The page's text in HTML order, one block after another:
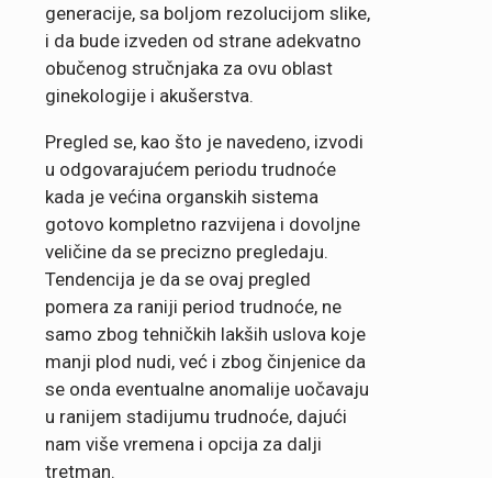
generacije, sa boljom rezolucijom slike,
i da bude izveden od strane adekvatno
obučenog stručnjaka za ovu oblast
ginekologije i akušerstva.
Pregled se, kao što je navedeno, izvodi
u odgovarajućem periodu trudnoće
kada je većina organskih sistema
gotovo kompletno razvijena i dovoljne
veličine da se precizno pregledaju.
Tendencija je da se ovaj pregled
pomera za raniji period trudnoće, ne
samo zbog tehničkih lakših uslova koje
manji plod nudi, već i zbog činjenice da
se onda eventualne anomalije uočavaju
u ranijem stadijumu trudnoće, dajući
nam više vremena i opcija za dalji
tretman.